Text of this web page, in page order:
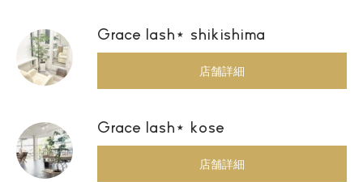
Grace lash⋆ shikishima
店舗詳細
Grace lash⋆ kose
店舗詳細